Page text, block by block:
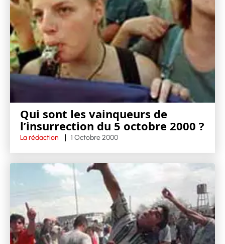
Qui sont les vainqueurs de
l’insurrection du 5 octobre 2000 ?
La rédaction 1 Octobre 2000